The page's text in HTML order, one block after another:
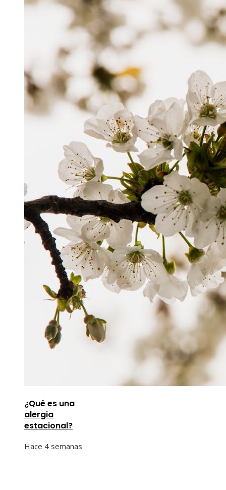
¿Qué es una
alergia
estacional?
Hace 4 semanas